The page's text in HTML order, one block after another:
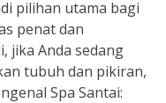
pilihan utama bagi
penat dan
jika Anda sedang
tubuh dan pikiran,
Spa Santai: